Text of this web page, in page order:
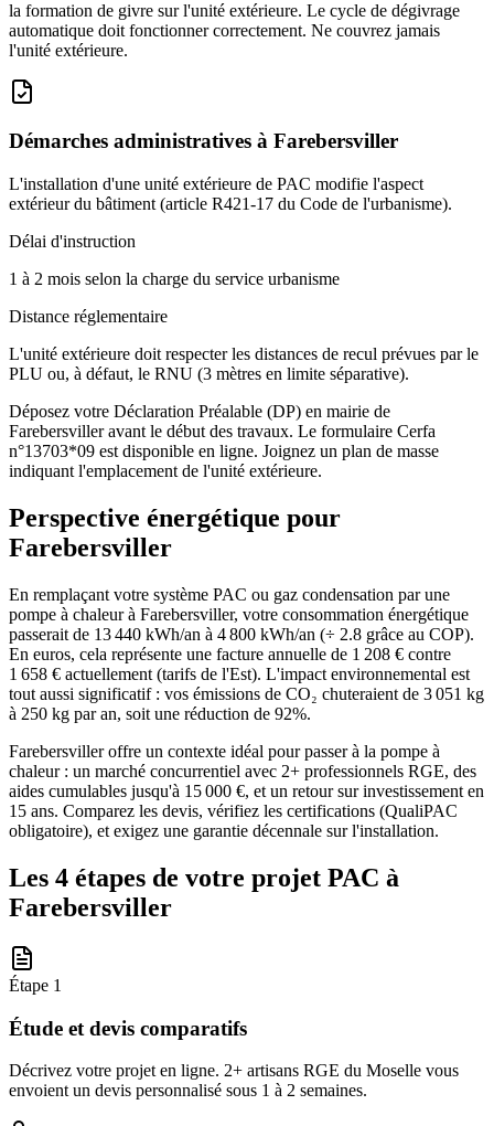
la formation de givre sur l'unité extérieure. Le cycle de dégivrage
automatique doit fonctionner correctement. Ne couvrez jamais
l'unité extérieure.
Démarches administratives à Farebersviller
L'installation d'une unité extérieure de PAC modifie l'aspect
extérieur du bâtiment (article R421-17 du Code de l'urbanisme).
Délai d'instruction
1 à 2 mois selon la charge du service urbanisme
Distance réglementaire
L'unité extérieure doit respecter les distances de recul prévues par le
PLU ou, à défaut, le RNU (3 mètres en limite séparative).
Déposez votre Déclaration Préalable (DP) en mairie de
Farebersviller avant le début des travaux. Le formulaire Cerfa
n°13703*09 est disponible en ligne. Joignez un plan de masse
indiquant l'emplacement de l'unité extérieure.
Perspective énergétique pour
Farebersviller
En remplaçant votre système PAC ou gaz condensation par une
pompe à chaleur à Farebersviller, votre consommation énergétique
passerait de 13 440 kWh/an à 4 800 kWh/an (÷ 2.8 grâce au COP).
En euros, cela représente une facture annuelle de 1 208 € contre
1 658 € actuellement (tarifs de l'Est). L'impact environnemental est
tout aussi significatif : vos émissions de CO₂ chuteraient de 3 051 kg
à 250 kg par an, soit une réduction de 92%.
Farebersviller offre un contexte idéal pour passer à la pompe à
chaleur : un marché concurrentiel avec 2+ professionnels RGE, des
aides cumulables jusqu'à 15 000 €, et un retour sur investissement en
15 ans. Comparez les devis, vérifiez les certifications (QualiPAC
obligatoire), et exigez une garantie décennale sur l'installation.
Les 4 étapes de votre projet PAC à
Farebersviller
Étape 1
Étude et devis comparatifs
Décrivez votre projet en ligne. 2+ artisans RGE du Moselle vous
envoient un devis personnalisé sous 1 à 2 semaines.